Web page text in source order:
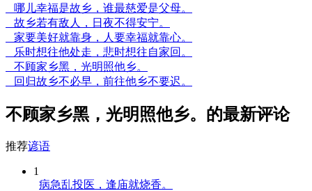
哪儿幸福是故乡，谁最慈爱是父母。
故乡若有敌人，日夜不得安宁。
家要美好就靠身，人要幸福就靠心。
乐时想往他处走，悲时想往自家回。
不顾家乡黑，光明照他乡。
回归故乡不必早，前往他乡不要迟。
不顾家乡黑，光明照他乡。的最新评论
推荐谚语
1
病急乱投医，逢庙就烧香。